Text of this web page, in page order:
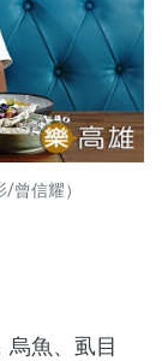
曾信耀）
魚、虱目